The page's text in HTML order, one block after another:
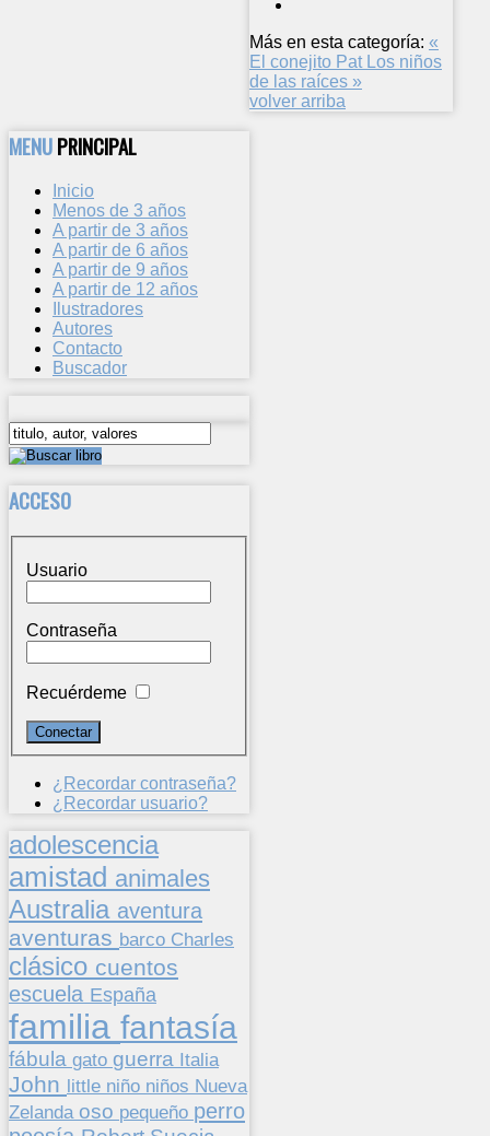
Más en esta categoría: «
El conejito Pat Los niños
de las raíces »
volver arriba
MENUPRINCIPAL
Inicio
Menos de 3 años
A partir de 3 años
A partir de 6 años
A partir de 9 años
A partir de 12 años
Ilustradores
Autores
Contacto
Buscador
ACCESO
Usuario
Contraseña
Recuérdeme
¿Recordar contraseña?
¿Recordar usuario?
adolescencia
amistad animales
Australia aventura
aventuras barco Charles
clásico cuentos
escuela España
familia fantasía
fábula gato guerra Italia
John little niño niños Nueva
Zelanda oso pequeño perro